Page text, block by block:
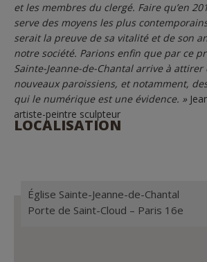
et les membres du clergé. Faire qu’en
serve des moyens les plus
serait la preuve de sa vitalité et de son
notre société. Parions enfin que par ce
Sainte-Jeanne-de-Chantal arrive à
nouveaux paroissiens, et notamment,
qui le numérique est une évidence. »
artiste-peintre sculpteur
LOCALISATION
Église Sainte-Jeanne-de-Chantal
Porte de Saint-Cloud – Paris 16e